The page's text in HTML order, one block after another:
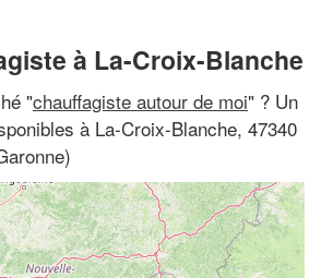
à La-Croix-Blanche
"chauffagiste autour de moi" ? Un
à La-Croix-Blanche, 47340